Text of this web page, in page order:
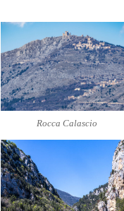
Rocca Calascio